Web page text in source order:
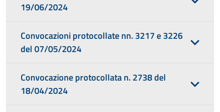
19/06/2024
Convocazioni protocollate nn. 3217 e 3226
del 07/05/2024
Convocazione protocollata n. 2738 del
18/04/2024